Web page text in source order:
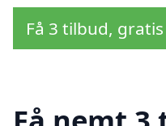
Få 3 tilbud,